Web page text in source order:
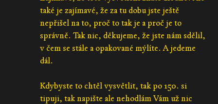
také je zajímavé, že za tu dobu jste ještě
nepřišel na to, proč to tak je a proč je to
správně. Tak nic, děkujeme, že jste nám sdělil,
v čem se stále a opakované mýlíte. A jedeme
dál.
Kdybyste to chtěl vysvětlit, tak po 150. si
tipuji, tak napište ale nehodlám Vám už nic